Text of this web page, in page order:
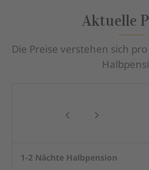
Aktuelle
Die Preise verstehen sich
1-2 Nächte Halbpension